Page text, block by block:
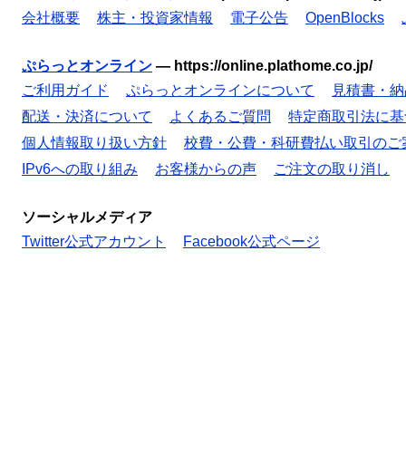
会社概要
株主・投資家情報 電子公告 OpenBlocks
ぷらっとオンライン — https://online.plathome.co.jp/
ご利用ガイド
ぷらっとオンラインについて
見積書・
配送・決済について
よくあるご質問
特定商取引法に
個人情報取り扱い方針
校費・公費・科研費払い取引のご
IPv6への取り組み
お客様からの声 ご注文の取り消し
ソーシャルメディア
Twitter公式アカウント
Facebook公式ページ